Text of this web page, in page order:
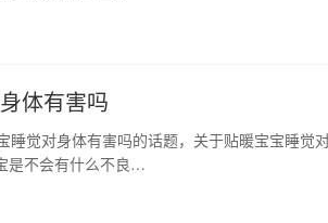
体有害吗
觉对身体有害吗的话题，关于贴暖宝宝睡觉
是不会有什么不良…